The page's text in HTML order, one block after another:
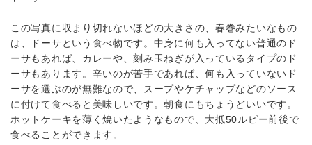
この写真に収まり切れないほどの大きさの、春巻みたいなもの
は、ドーサという食べ物です。中身に何も入ってない普通のド
ーサもあれば、カレーや、刻み玉ねぎが入っているタイプのド
ーサもあります。辛いのが苦手であれば、何も入っていないド
ーサを選ぶのが無難なので、スープやケチャップなどのソース
に付けて食べると美味しいです。朝食にもちょうどいいです。
ホットケーキを薄く焼いたようなもので、大抵50ルピー前後で
食べることができます。